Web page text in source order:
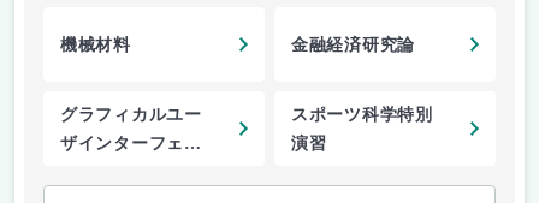
機械材料 金融経済研究論
グラフィカルユー
ザインターフェー
スポーツ科学特別
演習